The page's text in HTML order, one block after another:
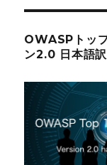
OWASPトッ
ン2.0 日本語訳